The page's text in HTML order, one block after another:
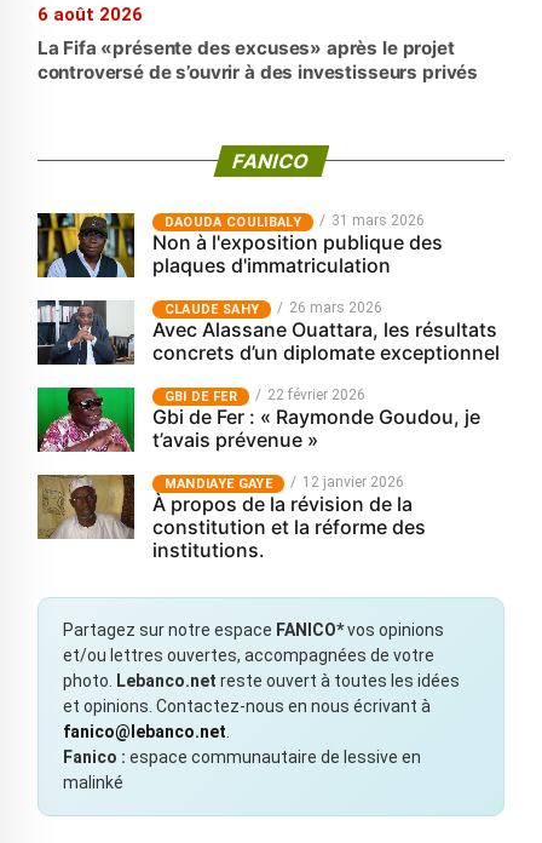
6 août 2026
La Fifa «présente des excuses» après le projet
controversé de s’ouvrir à des investisseurs privés
FANICO
‎DAOUDA COULIBALY 31 mars 2026
Non à l'exposition publique des
plaques d'immatriculation
CLAUDE SAHY 26 mars 2026
Avec Alassane Ouattara, les résultats
concrets d’un diplomate exceptionnel
GBI DE FER 22 février 2026
Gbi de Fer : « Raymonde Goudou, je
t’avais prévenue »
MANDIAYE GAYE 12 janvier 2026
À propos de la révision de la
constitution et la réforme des
institutions.
Partagez sur notre espace FANICO*vos opinions
et/ou lettres ouvertes, accompagnées de votre
photo.
Lebanco.net reste ouvert à toutes les idées
et opinions. Contactez-nous en nous écrivant à
fanico@lebanco.net
Fanico : espace communautaire de lessive en
malinké